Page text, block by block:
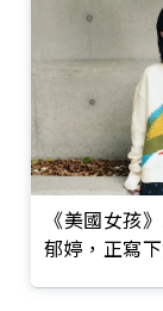
《美國女孩
郁婷，正寫